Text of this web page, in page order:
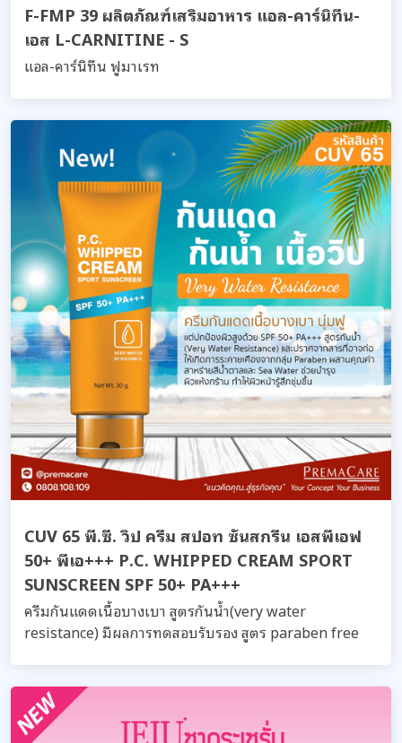
F-FMP 39 ผลิตภัณฑ์เสริมอาหาร แอล-คาร์นิทีน-
เอส L-CARNITINE - S
แอล-คาร์นิทีน ฟูมาเรท
CUV 65 พี.ซี. วิป ครีม สปอท ซันสกรีน เอสพีเอฟ
50+ พีเอ+++ P.C. WHIPPED CREAM SPORT
SUNSCREEN SPF 50+ PA+++
ครีมกันแดดเนื้อบางเบา สูตรกันน้ำ(very water
resistance) มีผลการทดสอบรับรอง สูตร paraben free